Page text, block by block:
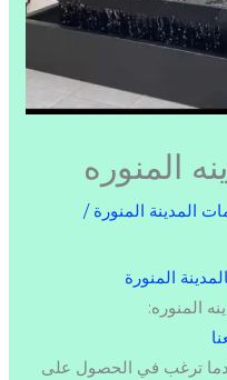
المنوره
المدينة المنورة /
المنورة
المنوره:
ترغب في الحصول على